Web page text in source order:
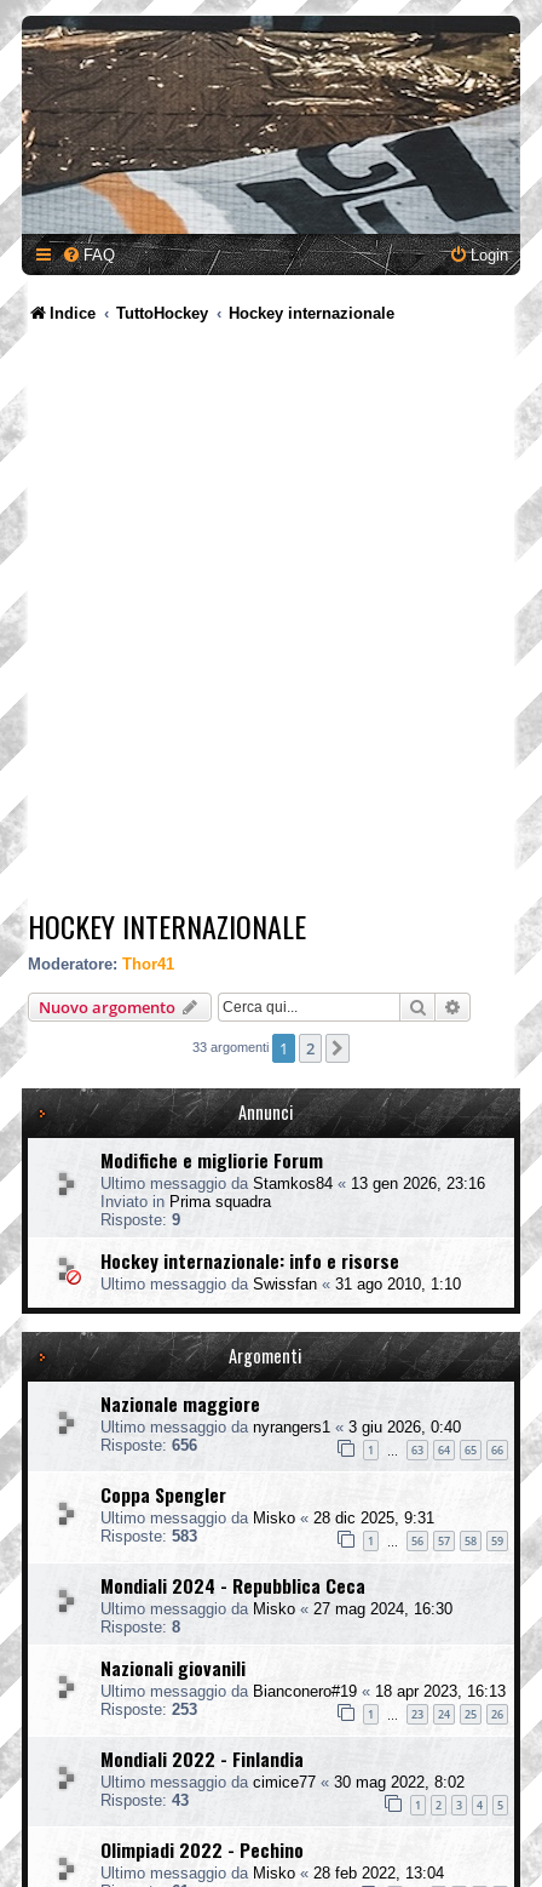
FAQ Login
Indice TuttoHockey Hockey internazionale
HOCKEY INTERNAZIONALE
Moderatore: Thor41
Nuovo argomento Cerca Ricerca
33 argomenti 1 2
Annunci
Modifiche e migliorie Forum
Ultimo messaggio da Stamkos84 « 13 gen 2026, 23:16
Inviato in Prima squadra
Risposte: 9
Hockey internazionale: info e risorse
Ultimo messaggio da Swissfan « 31 ago 2010, 1:10
Argomenti
Nazionale maggiore
Ultimo messaggio da nyrangers1 « 3 giu 2026, 0:40
Risposte: 656 1 63 64 65 66
Coppa Spengler
Ultimo messaggio da Misko « 28 dic 2025, 9:31
Risposte: 583 1 56 57 58 59
Mondiali 2024 - Repubblica Ceca
Ultimo messaggio da Misko « 27 mag 2024, 16:30
Risposte: 8
Nazionali giovanili
Ultimo messaggio da Bianconero#19 « 18 apr 2023, 16:13
Risposte: 253 1 23 24 25 26
Mondiali 2022 - Finlandia
Ultimo messaggio da cimice77 « 30 mag 2022, 8:02
Risposte: 43 1 2 3 4 5
Olimpiadi 2022 - Pechino
Ultimo messaggio da Misko « 28 feb 2022, 13:04